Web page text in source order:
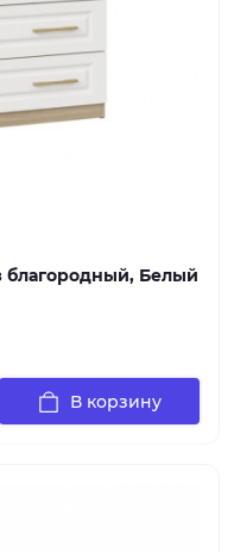
благородный, Белый
В корзину